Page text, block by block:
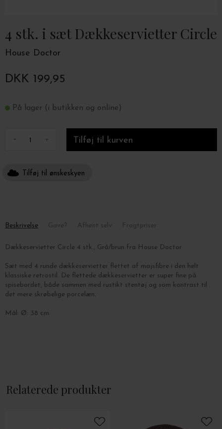
4 stk. i sæt Dækkeservietter Circle
House Doctor
DKK 199,95
På lager (i butikken og online)
- +
Tilføj til ønskeskyen
Beskrivelse
Dækkeservietter Circle 4 stk., Grå/brun fra House Doctor
Sæt med 4 runde dækkeservietter flettet af majsfibre i den helt
klassiske retrostil. De flettede dækkeservietter er super fine på
spisebordet, både sammen med rustikt stentøj og som kontrast til
det mere skrøbelige porcelæn.
Mål: Ø: 38 cm.
Relaterede produkter